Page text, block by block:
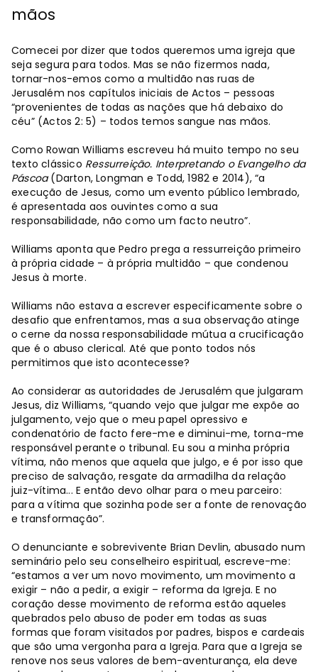
mãos
Comecei por dizer que todos queremos uma igreja que
seja segura para todos. Mas se não fizermos nada,
tornar-nos-emos como a multidão nas ruas de
Jerusalém nos capítulos iniciais de Actos – pessoas
“provenientes de todas as nações que há debaixo do
céu” (Actos 2: 5) – todos temos sangue nas mãos.
Como Rowan Williams escreveu há muito tempo no seu
texto clássico Ressurreição. Interpretando o Evangelho da
Páscoa(Darton, Longman e Todd, 1982 e 2014), “a
execução de Jesus, como um evento público lembrado,
é apresentada aos ouvintes como a sua
responsabilidade, não como um facto neutro”.
Williams aponta que Pedro prega a ressurreição primeiro
à própria cidade – à própria multidão – que condenou
Jesus à morte.
Williams não estava a escrever especificamente sobre o
desafio que enfrentamos, mas a sua observação atinge
o cerne da nossa responsabilidade mútua a crucificação
que é o abuso clerical. Até que ponto todos nós
permitimos que isto acontecesse?
Ao considerar as autoridades de Jerusalém que julgaram
Jesus, diz Williams, “quando vejo que julgar me expõe ao
julgamento, vejo que o meu papel opressivo e
condenatório de facto fere-me e diminui-me, torna-me
responsável perante o tribunal. Eu sou a minha própria
vítima, não menos que aquela que julgo, e é por isso que
preciso de salvação, resgate da armadilha da relação
juiz-vítima... E então devo olhar para o meu parceiro:
para a vítima que sozinha pode ser a fonte de renovação
e transformação”.
O denunciante e sobrevivente Brian Devlin, abusado num
seminário pelo seu conselheiro espiritual, escreve-me:
“estamos a ver um novo movimento, um movimento a
exigir – não a pedir, a exigir – reforma da Igreja. E no
coração desse movimento de reforma estão aqueles
quebrados pelo abuso de poder em todas as suas
formas que foram visitados por padres, bispos e cardeais
que são uma vergonha para a Igreja. Para que a Igreja se
renove nos seus valores de bem-aventurança, ela deve